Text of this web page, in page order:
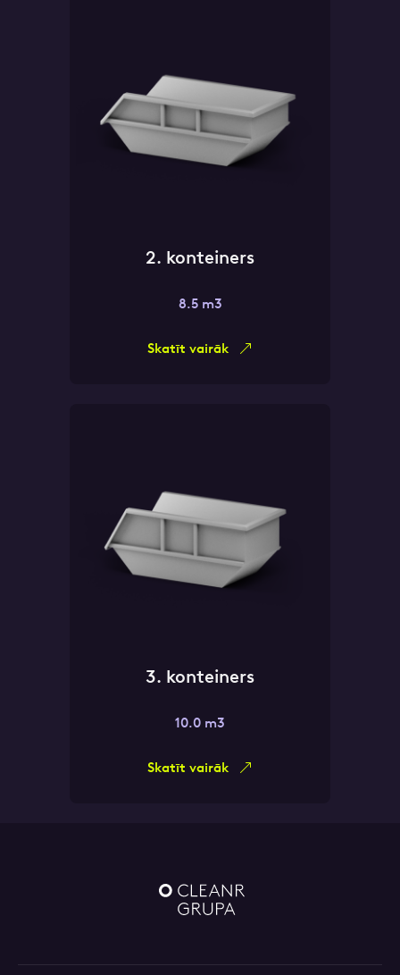
2. konteiners
8.5 m3
Skatīt vairāk
3. konteiners
10.0 m3
Skatīt vairāk